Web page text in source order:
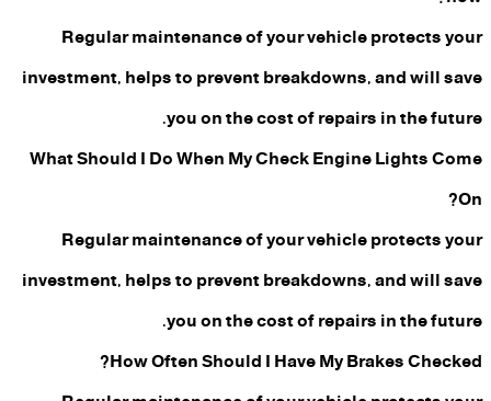
Regular maintenance of your vehicle protects your
investment, helps to prevent breakdowns, and will save
you on the cost of repairs in the future.
What Should I Do When My Check Engine Lights Come
On?
Regular maintenance of your vehicle protects your
investment, helps to prevent breakdowns, and will save
you on the cost of repairs in the future.
How Often Should I Have My Brakes Checked?